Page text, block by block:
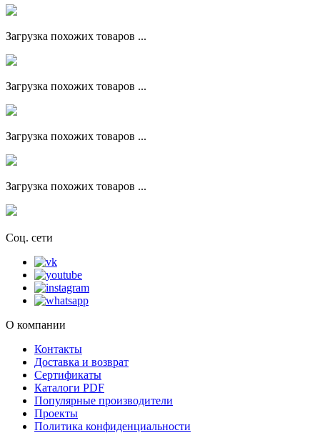
Загрузка похожих товаров ...
Загрузка похожих товаров ...
Загрузка похожих товаров ...
Загрузка похожих товаров ...
Соц. сети
О компании
Контакты
Доставка и возврат
Сертификаты
Каталоги PDF
Популярные производители
Проекты
Политика конфиденциальности